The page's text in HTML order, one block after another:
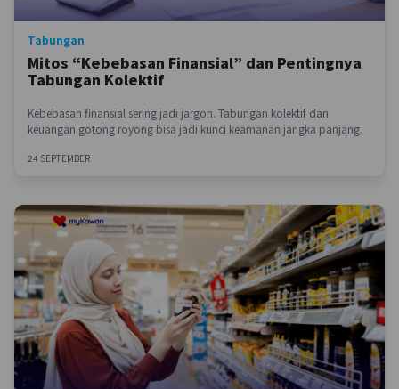
Tabungan
Mitos “Kebebasan Finansial” dan Pentingnya
Tabungan Kolektif
Kebebasan finansial sering jadi jargon. Tabungan kolektif dan
keuangan gotong royong bisa jadi kunci keamanan jangka panjang.
24 SEPTEMBER